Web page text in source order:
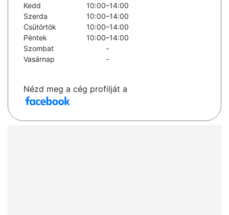
Kedd
10:00–14:00
Szerda
10:00–14:00
Csütörtök
10:00–14:00
Péntek
10:00–14:00
Szombat
-
Vasárnap
-
Nézd meg a cég profilját a